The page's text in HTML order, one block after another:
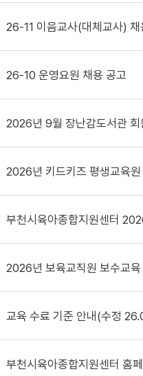
26-11 이음교사(대체교사) 채
26-10 운영요원 채용 공고
2026년 9월 장난감도서관 회
2026년 키드키즈 평생교육
부천시육아종합지원센터
2026년 보육교직원 보수교
교육 수료 기준 안내(수정
부천시육아종합지원센터 홈